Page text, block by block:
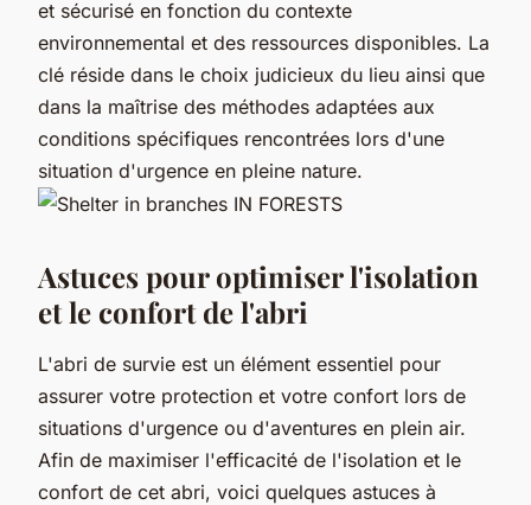
et sécurisé en fonction du contexte
environnemental et des ressources disponibles. La
clé réside dans le choix judicieux du lieu ainsi que
dans la maîtrise des méthodes adaptées aux
conditions spécifiques rencontrées lors d'une
situation d'urgence en pleine nature.
Astuces pour optimiser l'isolation
et le confort de l'abri
L'abri de survie est un élément essentiel pour
assurer votre protection et votre confort lors de
situations d'urgence ou d'aventures en plein air.
Afin de maximiser l'efficacité de l'isolation et le
confort de cet abri, voici quelques astuces à